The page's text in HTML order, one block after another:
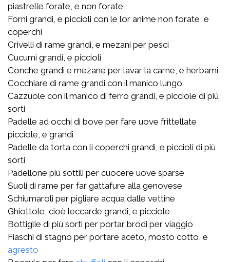
piastrelle forate, e non forate
Forni grandi, e piccioli con le lor anime non forate, e
coperchi
Crivelli di rame grandi, e mezani per pesci
Cucumi grandi, e piccioli
Conche grandi e mezane per lavar la carne, e herbami
Cocchiare di rame grandi con il manico lungo
Cazzuole con il manico di ferro grandi, e picciole di più
sorti
Padelle ad occhi di bove per fare uove frittellate
picciole, e grandi
Padelle da torta con li coperchi grandi, e piccioli di più
sorti
Padellone più sottili per cuocere uove sparse
Suoli di rame per far gattafure alla genovese
Schiumaroli per pigliare acqua dalle vettine
Ghiottole, cioè leccarde grandi, e picciole
Bottiglie di più sorti per portar brodi per viaggio
Fiaschi di stagno per portare aceto, mosto cotto, e
agresto